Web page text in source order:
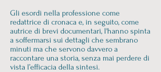
Gli esordi nella professione come
redattrice di cronaca e, in seguito, come
autrice di brevi documentari, l'hanno spinta
a soffermarsi sui dettagli che sembrano
minuti ma che servono davvero a
raccontare una storia, senza mai perdere di
vista l’efficacia della sintesi.